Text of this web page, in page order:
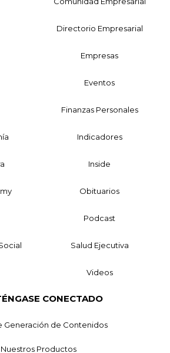
Directorio Empresarial
Empresas
Eventos
Finanzas Personales
Indicadores
Inside
Obituarios
Podcast
Salud Ejecutiva
Videos
CONECTADO
Generación de Contenidos
Nuestros Productos